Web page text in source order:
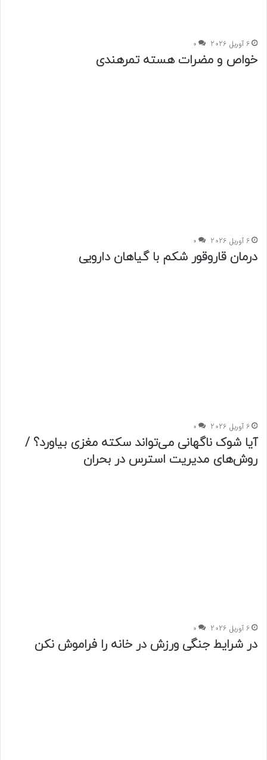
6 آوریل 2026 0
خواص و مضرات هسته تمرهندی
6 آوریل 2026 0
درمان قاروقور شکم با گیاهان دارویی
6 آوریل 2026 0
آیا شوک ناگهانی می‌تواند سکته مغزی بیاورد؟ /
روش‌های مدیریت استرس در بحران
6 آوریل 2026 0
در شرایط جنگی ورزش در خانه را فراموش نکن